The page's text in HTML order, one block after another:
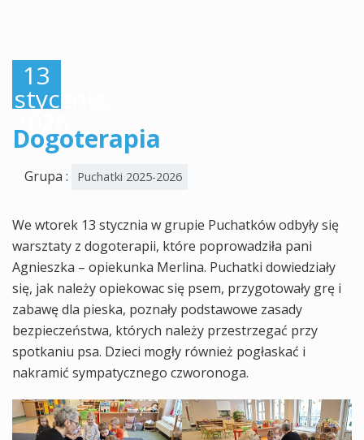
13
stycznia,
2026
Dogoterapia
Grupa : Puchatki 2025-2026
We wtorek 13 stycznia w grupie Puchatków odbyły się
warsztaty z dogoterapii, które poprowadziła pani
Agnieszka – opiekunka Merlina. Puchatki dowiedziały
się, jak należy opiekowac się psem, przygotowały grę i
zabawę dla pieska, poznały podstawowe zasady
bezpieczeństwa, których należy przestrzegać przy
spotkaniu psa. Dzieci mogły również pogłaskać i
nakramić sympatycznego czworonoga.